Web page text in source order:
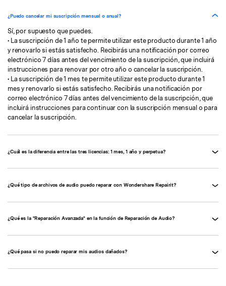
¿Puedo cancelar mi suscripción mensual o anual?
Sí, por supuesto que puedes.
• La suscripción de 1 año te permite utilizar este producto durante 1 año
y renovarlo si estás satisfecho. Recibirás una notificación por correo
electrónico 7 días antes del vencimiento de la suscripción, que incluirá
instrucciones para renovar por otro año o cancelar la suscripción.
• La suscripción de 1 mes te permite utilizar este producto durante 1
mes y renovarlo si estás satisfecho. Recibirás una notificación por
correo electrónico 7 días antes del vencimiento de la suscripción, que
incluirá instrucciones para continuar con la suscripción mensual o para
cancelar la suscripción.
¿Cuál es la diferencia entre las tres licencias: 1 mes, 1 año y perpetua?
¿Qué tipo de archivos de audio puedo reparar con Wondershare Repairit?
¿Qué es la "Reparación Avanzada" en la función de Reparación de Audio?
¿Qué pasa si no puedo reparar mis audios dañados?